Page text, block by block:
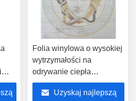
Folia winylowa o wysokiej
wytrzymałości na
odrywanie ciepła
Obieranie na zimno Tpu
Green do torebek
Uzyskaj najlepszą